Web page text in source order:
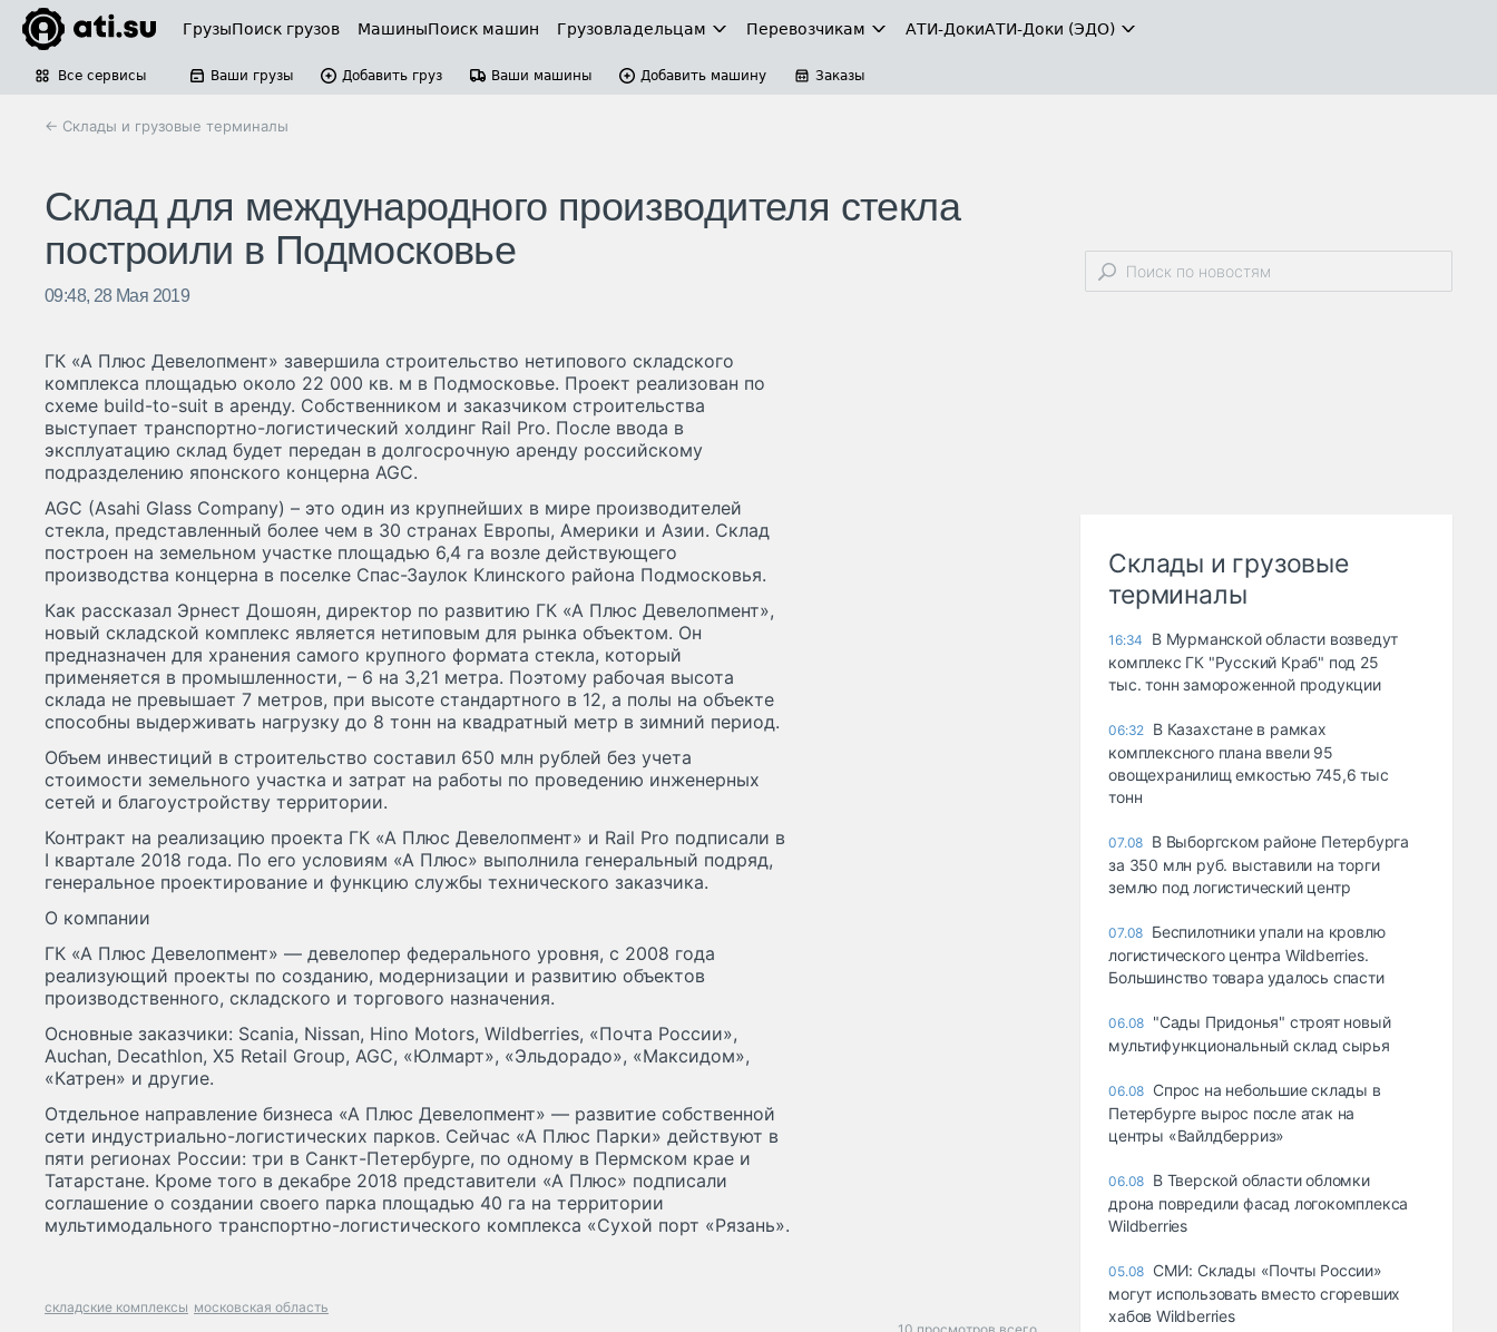
ГрузыПоиск грузов МашиныПоиск машин Грузовладельцам Перевозчикам АТИ-ДокиАТИ-Доки (ЭДО)
Все сервисы Ваши грузы Добавить груз Ваши машины Добавить машину Заказы
← Склады и грузовые терминалы
Склад для международного производителя стекла
построили в Подмосковье
09:48, 28 Мая 2019
ГК «А Плюс Девелопмент» завершила строительство нетипового складского
комплекса площадью около 22 000 кв. м в Подмосковье. Проект реализован по
схеме build-to-suit в аренду. Собственником и заказчиком строительства
выступает транспортно-логистический холдинг Rail Pro. После ввода в
эксплуатацию склад будет передан в долгосрочную аренду российскому
подразделению японского концерна AGC.
AGC (Asahi Glass Company) – это один из крупнейших в мире производителей
стекла, представленный более чем в 30 странах Европы, Америки и Азии. Склад
построен на земельном участке площадью 6,4 га возле действующего
производства концерна в поселке Спас-Заулок Клинского района Подмосковья.
Как рассказал Эрнест Дошоян, директор по развитию ГК «А Плюс Девелопмент»,
новый складской комплекс является нетиповым для рынка объектом. Он
предназначен для хранения самого крупного формата стекла, который
применяется в промышленности, – 6 на 3,21 метра. Поэтому рабочая высота
склада не превышает 7 метров, при высоте стандартного в 12, а полы на объекте
способны выдерживать нагрузку до 8 тонн на квадратный метр в зимний период.
Объем инвестиций в строительство составил 650 млн рублей без учета
стоимости земельного участка и затрат на работы по проведению инженерных
сетей и благоустройству территории.
Контракт на реализацию проекта ГК «А Плюс Девелопмент» и Rail Pro подписали в
I квартале 2018 года. По его условиям «А Плюс» выполнила генеральный подряд,
генеральное проектирование и функцию службы технического заказчика.
О компании
ГК «А Плюс Девелопмент» — девелопер федерального уровня, с 2008 года
реализующий проекты по созданию, модернизации и развитию объектов
производственного, складского и торгового назначения.
Основные заказчики: Scania, Nissan, Hino Motors, Wildberries, «Почта России»,
Auchan, Decathlon, Х5 Retail Group, AGC, «Юлмарт», «Эльдорадо», «Максидом»,
«Катрен» и другие.
Отдельное направление бизнеса «А Плюс Девелопмент» — развитие собственной
сети индустриально-логистических парков. Сейчас «А Плюс Парки» действуют в
пяти регионах России: три в Санкт-Петербурге, по одному в Пермском крае и
Татарстане. Кроме того в декабре 2018 представители «А Плюс» подписали
соглашение о создании своего парка площадью 40 га на территории
мультимодального транспортно-логистического комплекса «Сухой порт «Рязань».
складские комплексы московская область
Склады и грузовые
терминалы
16:34
В Мурманской области возведут
комплекс ГК "Русский Краб" под 25
тыс. тонн замороженной продукции
06:32 В Казахстане в рамках
комплексного плана ввели 95
овощехранилищ емкостью 745,6 тыс
тонн
07.08 В Выборгском районе Петербурга
за 350 млн руб. выставили на торги
землю под логистический центр
07.08 Беспилотники упали на кровлю
логистического центра Wildberries.
Большинство товара удалось спасти
06.08 "Сады Придонья" строят новый
мультифункциональный склад сырья
06.08 Спрос на небольшие склады в
Петербурге вырос после атак на
центры «Вайлдберриз»
06.08 В Тверской области обломки
дрона повредили фасад логокомплекса
Wildberries
05.08 СМИ: Склады «Почты России»
могут использовать вместо сгоревших
хабов Wildberries